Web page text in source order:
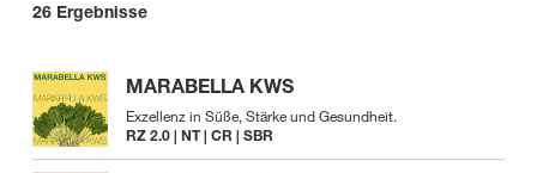
26 Ergebnisse
MARABELLA KWS
Exzellenz in Süße, Stärke und Gesundheit.
RZ 2.0 | NT | CR | SBR